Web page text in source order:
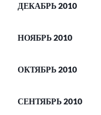
ДЕКАБРЬ 2010
НОЯБРЬ 2010
ОКТЯБРЬ 2010
СЕНТЯБРЬ 2010